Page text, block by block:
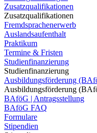
Zusatzqualifikationen
Zusatzqualifikationen
Fremdsprachenerwerb
Auslandsaufenthalt
Praktikum
Termine & Fristen
Studienfinanzierung
Studienfinanzierung
Ausbildungsförderung
Ausbildungsförderung
BAföG | Antragsstellung
BAföG FAQ
Formulare
Stipendien